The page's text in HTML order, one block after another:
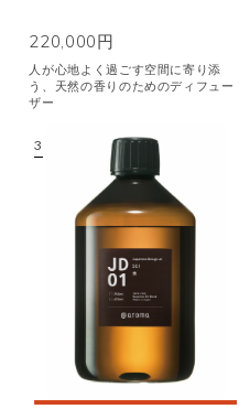
220,000円
人が心地よく過ごす空間に寄り添
う、天然の香りのためのディフュー
ザー